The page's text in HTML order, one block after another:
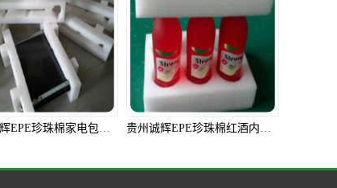
贵州诚辉EPE珍珠棉红酒内衬包装生产厂家